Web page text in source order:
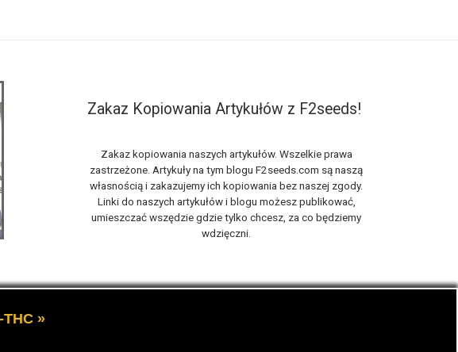
Zakaz Kopiowania Artykułów z F2seeds!
Zakaz kopiowania naszych artykułów. Wszelkie prawa
zastrzeżone. Artykuły na tym blogu F2seeds.com są naszą
własnością i zakazujemy ich kopiowania bez naszej zgody.
Linki do naszych artykułów i blogu możesz publikować,
umieszczać wszędzie gdzie tylko chcesz, za co będziemy
wdzięczni.
i konopiach, zwanych roślinami cannabis THC oraz CBD.
»